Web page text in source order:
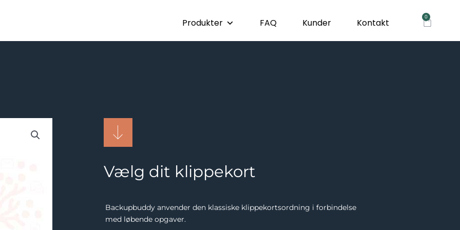
Produkter FAQ Kunder Kontakt
0
Kurv
Vælg dit klippekort
Backupbuddy anvender den klassiske klippekortsordning i forbindelse
med løbende opgaver.